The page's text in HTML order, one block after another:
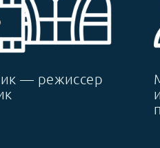
— режиссер